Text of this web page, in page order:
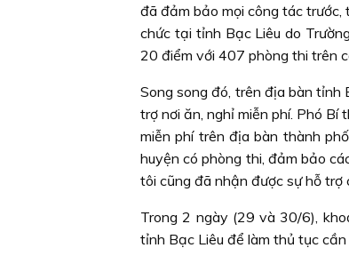
đã đảm bảo mọi công tác
chức tại tỉnh Bạc Liêu do
20 điểm với 407 phòng thi trên
Song song đó, trên địa bàn tỉnh
trợ nơi ăn, nghỉ miễn phí. Phó
miễn phí trên địa bàn thành
huyện có phòng thi, đảm bảo
tôi cũng đã nhận được sự hỗ trợ
Trong 2 ngày (29 và 30/6),
tỉnh Bạc Liêu để làm thủ tục